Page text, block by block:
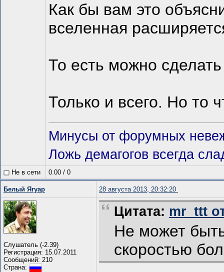
Как бы вам это
вселенная
То есть можно
Только и всего. Но то
Минусы от форумных
Ложь демагогов всегда
Не в сети 0.00 / 0
Белый Ягуар 28 августа 2013, 20:32:20
Слушатель (-2.39)
Регистрация: 15.07.2011
Сообщений: 210
Страна:
Цитата: mr_ttt
Не может
скоростью